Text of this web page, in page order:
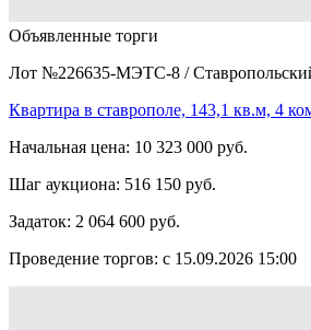
Объявленные торги
Лот №226635-МЭТС-8 /
Квартира в ставрополе, 143,1 кв.м, 4
Начальная цена: 10 323 000 руб.
Шаг аукциона: 516 150 руб.
Задаток: 2 064 600 руб.
Проведение торгов: с 15.09.2026 15:00